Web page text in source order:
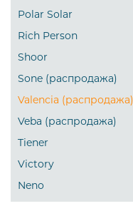
Polar Solar
Rich Person
Shoor
Sone (распродажа)
Valencia (распродажа)
Veba (распродажа)
Tiener
Victory
Neno